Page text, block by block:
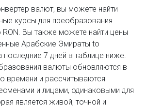
валют, вы можете найти
курсы для преобразования
RON. Вы также можете найти цены
Арабские Эмираты to
7 дней в таблице ниже.
валюты обновляются в
времени и рассчитываются
и лицами, одинаковыми для
является живой, точной и